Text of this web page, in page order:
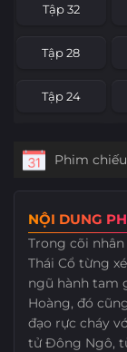
Tập 32
Tập 28
Tập 24
Tập 12
Tập 8
Tập 4
Phim chiếu
NỘI DUNG
Trong cõi
Thái Cổ từng
ngũ hành tam
Hoàng, đó
đạo rực cháy
tử Đông Ngô,